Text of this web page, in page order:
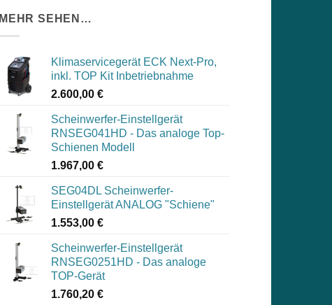
MEHR SEHEN…
Klimaservicegerät ECK Next-Pro,
inkl. TOP Kit Inbetriebnahme
2.600,00 €
Scheinwerfer-Einstellgerät
RNSEG041HD - Das analoge Top-
Schienen Modell
1.967,00 €
SEG04DL Scheinwerfer-
Einstellgerät ANALOG "Schiene"
1.553,00 €
Scheinwerfer-Einstellgerät
RNSEG0251HD - Das analoge
TOP-Gerät
1.760,20 €